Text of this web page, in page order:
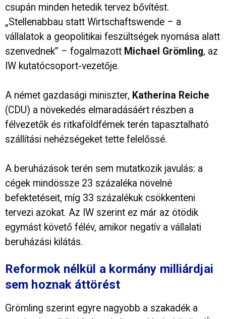
csupán minden hetedik tervez bővítést.
„Stellenabbau statt Wirtschaftswende – a
vállalatok a geopolitikai feszültségek nyomása alatt
szenvednek” – fogalmazott Michael Grömling, az
IW kutatócsoport-vezetője.
A német gazdasági miniszter, Katherina Reiche
(CDU) a növekedés elmaradásáért részben a
félvezetők és ritkaföldfémek terén tapasztalható
szállítási nehézségeket tette felelőssé.
A beruházások terén sem mutatkozik javulás: a
cégek mindössze 23 százaléka növelné
befektetéseit, míg 33 százalékuk csökkenteni
tervezi azokat. Az IW szerint ez már az ötödik
egymást követő félév, amikor negatív a vállalati
beruházási kilátás.
Reformok nélkül a kormány milliárdjai
sem hoznak áttörést
Grömling szerint egyre nagyobb a szakadék a